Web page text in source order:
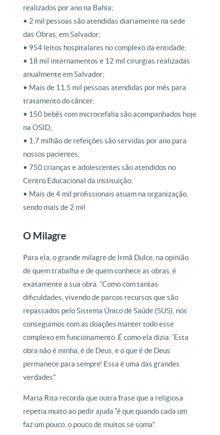
realizados por ano na Bahia;
• 2 mil pessoas são atendidas diariamente na sede
das Obras, em Salvador;
• 954 leitos hospitalares no complexo da entidade;
• 18 mil internamentos e 12 mil cirurgias realizadas
anualmente em Salvador;
• Mais de 11,5 mil pessoas atendidas por mês para
tratamento do câncer;
• 150 bebês com microcefalia são acompanhados hoje
na OSID;
• 1,7 milhão de refeições são servidas por ano para
nossos pacientes;
• 750 crianças e adolescentes são atendidos no
Centro Educacional da instituição;
• Mais de 4 mil profissionais atuam na organização,
sendo mais de 2 mil
O Milagre
Para ela, o grande milagre de Irmã Dulce, na opinião
de quem trabalha e de quem conhece as obras, é
exatamente a sua obra. “Como com tantas
dificuldades, vivendo de parcos recursos que são
repassados pelo Sistema Único de Saúde (SUS), nós
conseguimos com as doações manter todo esse
complexo em funcionamento. É como ela dizia: ‘Esta
obra não é minha, é de Deus, e o que é de Deus
permanece para sempre’. Essa é uma das grandes
verdades”.
Maria Rita recorda que outra frase que a religiosa
repetia muito ao pedir ajuda “é que quando cada um
faz um pouco, o pouco de muitos se soma”.